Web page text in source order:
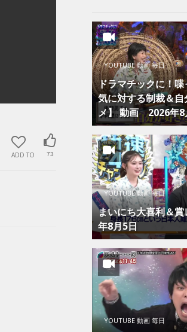
ADD TO 73
YOUTUBE 動画 毎日
ドラマチックに！
気に対する制裁＆
メ】 動画 2026年8
YOUTUBE 動画 毎日
まいにち大喜利＆
年8月5日
YOUTUBE 動画 毎日